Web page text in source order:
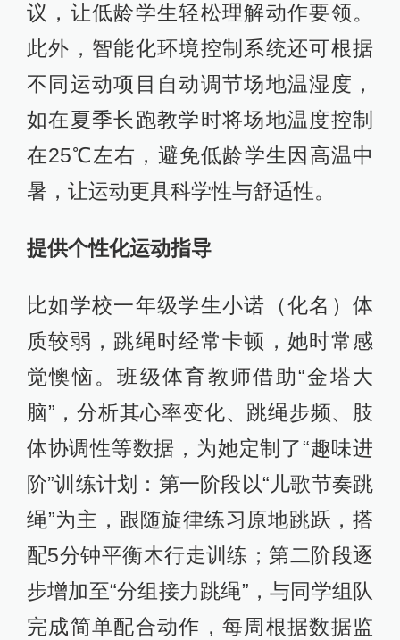
议，让低龄学生轻松理解动作要领。
此外，智能化环境控制系统还可根据
不同运动项目自动调节场地温湿度，
如在夏季长跑教学时将场地温度控制
在25℃左右，避免低龄学生因高温中
暑，让运动更具科学性与舒适性。
提供个性化运动指导
比如学校一年级学生小诺（化名）体
质较弱，跳绳时经常卡顿，她时常感
觉懊恼。班级体育教师借助“金塔大
脑”，分析其心率变化、跳绳步频、肢
体协调性等数据，为她定制了“趣味进
阶”训练计划：第一阶段以“儿歌节奏跳
绳”为主，跟随旋律练习原地跳跃，搭
配5分钟平衡木行走训练；第二阶段逐
步增加至“分组接力跳绳”，与同学组队
完成简单配合动作，每周根据数据监